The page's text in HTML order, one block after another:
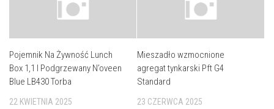
Pojemnik Na Żywność Lunch
Box 1,1 l Podgrzewany N’oveen
Blue LB430 Torba
22 KWIETNIA 2025
Mieszadło wzmocnione
agregat tynkarski Pft G4
Standard
23 CZERWCA 2025